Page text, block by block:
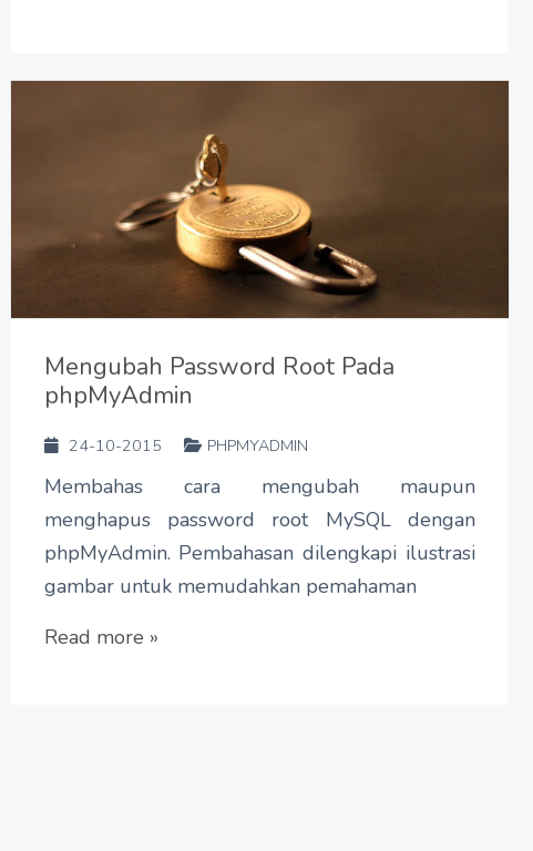
Mengubah Password Root Pada
phpMyAdmin
24-10-2015 PHPMYADMIN
Membahas cara mengubah maupun
menghapus password root MySQL dengan
phpMyAdmin. Pembahasan dilengkapi ilustrasi
gambar untuk memudahkan pemahaman
Read more »